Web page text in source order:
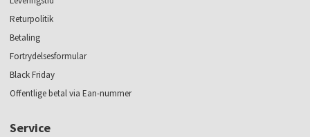
Returpolitik
Betaling
Fortrydelsesformular
Black Friday
Offentlige betal via Ean-nummer
Service